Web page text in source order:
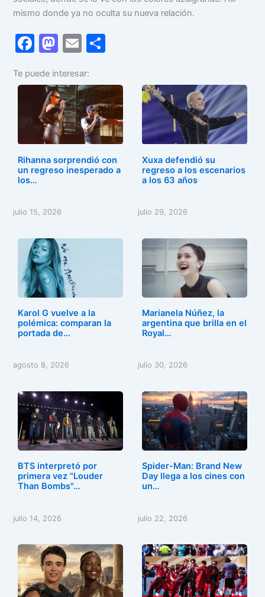
mismo donde ya no oculta su nueva relación.
F
c
e
b
o
o
k
M
st
o
d
o
n
E
ai
l
m
p
ar
tir
Te puede interesar:
Rihanna sorprendió con
un regreso inesperado a
los…
julio 15, 2026
Xuxa defendió su
regreso a los escenarios
a los 63 años
julio 29, 2026
Karol G vuelve a la
polémica: comparan la
portada de…
agosto 8, 2026
Marianela Núñez, la
argentina que brilla en el
Royal…
julio 30, 2026
BTS interpretó por
primera vez "Louder
Than Bombs"…
julio 14, 2026
Spider-Man: Brand New
Day llega a los cines con
un…
julio 22, 2026